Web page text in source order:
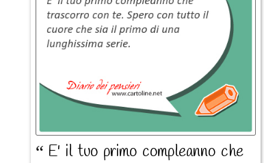
E' il tuo primo compleanno che